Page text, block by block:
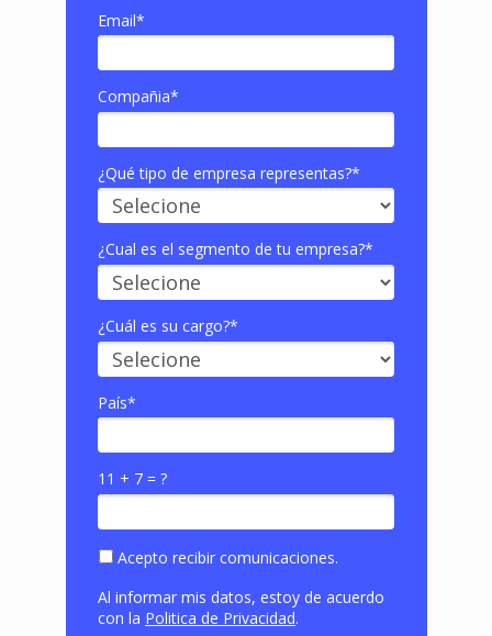
Email*
Compañia*
¿Qué tipo de empresa representas?*
¿Cual es el segmento de tu empresa?*
¿Cuál es su cargo?*
País*
11 + 7 = ?
Acepto recibir comunicaciones.
Al informar mis datos, estoy de acuerdo
con la Politica de Privacidad.